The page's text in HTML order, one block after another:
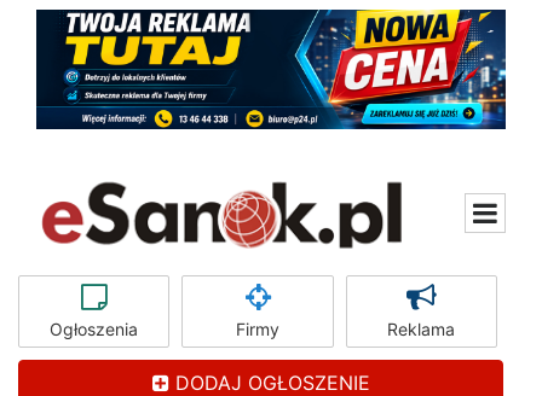
Ogłoszenia Firmy Reklama
DODAJ OGŁOSZENIE